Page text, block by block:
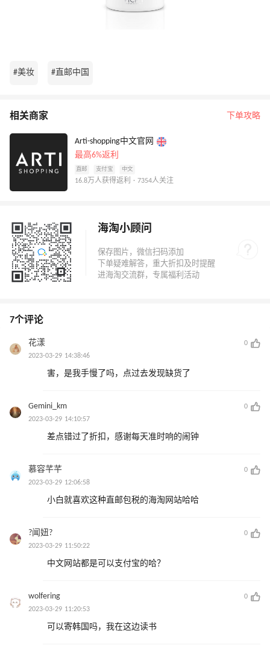
#美妆 #直邮中国
相关商家 下单攻略
Arti-shopping中文官网
最高6%返利
直邮 支付宝 中文
16.8万人获得返利 · 7354人关注
海淘小顾问
7个评论
花漾
0
2023-03-29 14:38:46
害，是我手慢了吗，点过去发现缺货了
Gemini_km
0
2023-03-29 14:10:57
差点错过了折扣，感谢每天准时响的闹钟
慕容芊芊
0
2023-03-29 12:06:58
小白就喜欢这种直邮包税的海淘网站哈哈
?闻妞?
0
2023-03-29 11:50:22
中文网站都是可以支付宝的哈？
wolfering
0
2023-03-29 11:20:53
可以寄韩国吗，我在这边读书